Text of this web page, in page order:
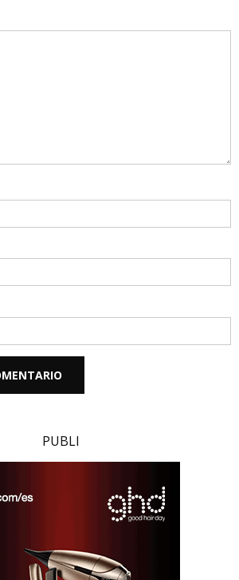
PUBLI